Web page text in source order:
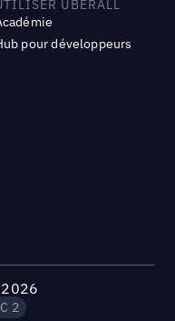
UBERALL
pour développeurs
2026
2